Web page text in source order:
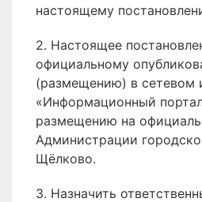
настоящему
2. Настоящее
официальному
(размещению) в сетевом
«Информационный
размещению на
Администрации
Щёлково.
3. Назначить